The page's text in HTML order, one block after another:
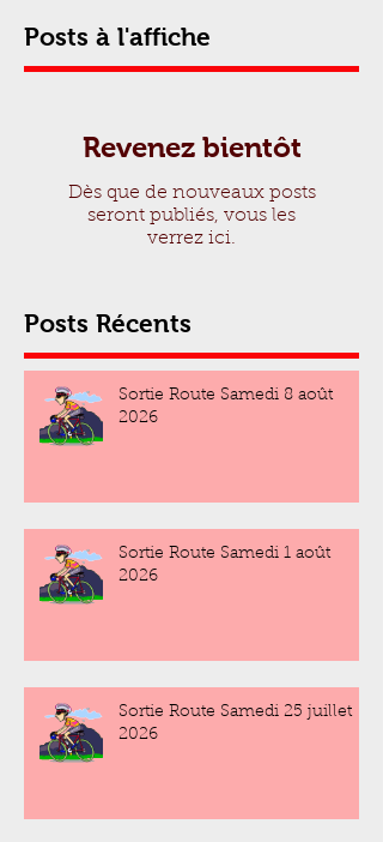
Posts à l'affiche
Revenez bientôt
Dès que de nouveaux posts
seront publiés, vous les
verrez ici.
Posts Récents
Sortie Route Samedi 8 août
2026
Sortie Route Samedi 1 août
2026
Sortie Route Samedi 25 juillet
2026